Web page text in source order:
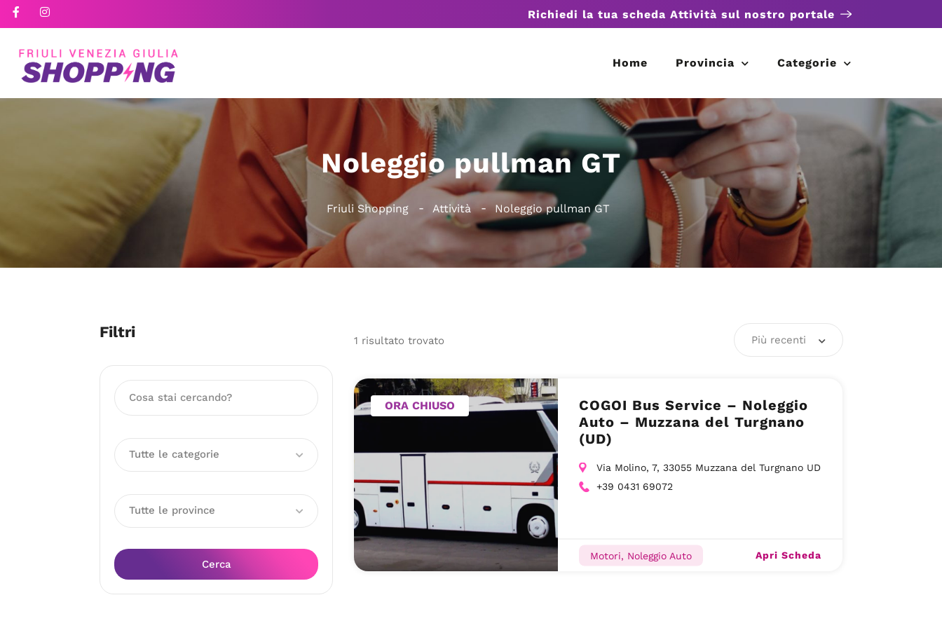
Richiedi la tua scheda Attività sul nostro portale
Home Provincia Categorie
Noleggio pullman GT
Friuli Shopping Attività Noleggio pullman GT
Filtri
Tutte le categorie
Tutte le province
Cerca
1 risultato trovato Più recenti
ORA CHIUSO
COGOI Bus Service – Noleggio
Auto – Muzzana del Turgnano
(UD)
Via Molino, 7, 33055 Muzzana del Turgnano UD
+39 0431 69072
Motori, Noleggio Auto Apri Scheda